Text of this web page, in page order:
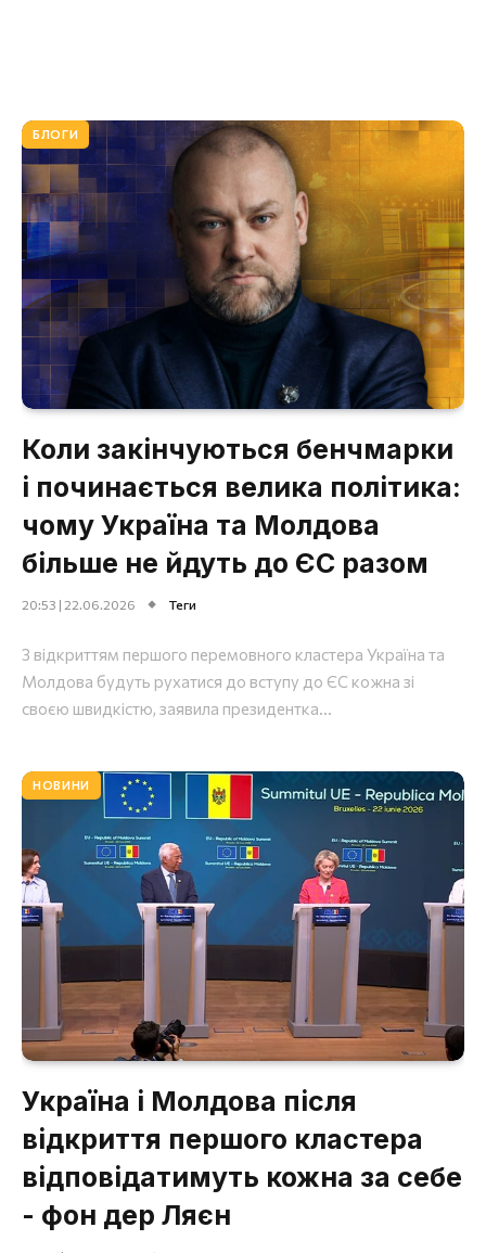
БЛОГИ
Коли закінчуються бенчмарки
і починається велика політика:
чому Україна та Молдова
більше не йдуть до ЄС разом
20:53 | 22.06.2026 Теги
З відкриттям першого перемовного кластера Україна та
Молдова будуть рухатися до вступу до ЄС кожна зі
своєю швидкістю, заявила президентка...
НОВИНИ
Україна і Молдова після
відкриття першого кластера
відповідатимуть кожна за себе
- фон дер Ляєн